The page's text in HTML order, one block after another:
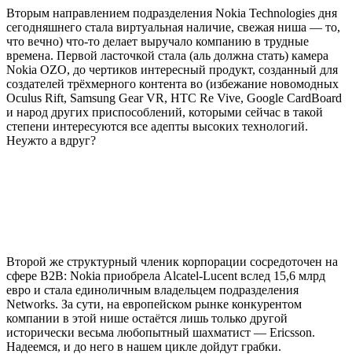
Вторым направлением подразделения Nokia Technologies дня
сегодняшнего стала виртуальная наличие, свежая ниша — то,
что вечно) что-то делает выручало компанию в трудные
времена. Первой ласточкой стала (аль должна стать) камера
Nokia OZO, до чертиков интересный продукт, созданный для
создателей трёхмерного контента во (избежание новомодных
Oculus Rift, Samsung Gear VR, HTC Re Vive, Google CardBoard
и народ других приспособлений, которыми сейчас в такой
степени интересуются все адепты высоких технологий.
Неужто а вдруг?
Второй же структурный членик корпорации сосредоточен на
сфере B2B: Nokia приобрела Alcatel-Lucent вслед 15,6 млрд
евро и стала единоличным владельцем подразделения
Networks. За сути, на европейском рынке конкурентом
компании в этой нише остаётся лишь только другой
исторически весьма любопытный шахматист — Ericsson.
Надеемся, и до него в нашем цикле дойдут грабки.